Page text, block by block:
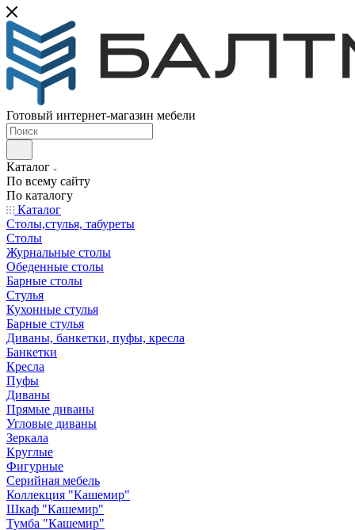
Готовый интернет-магазин мебели
Каталог
По всему сайту
По каталогу
Каталог
Столы,стулья, табуреты
Столы
Журнальные столы
Обеденные столы
Барные столы
Стулья
Кухонные стулья
Барные стулья
Диваны, банкетки, пуфы, кресла
Банкетки
Кресла
Пуфы
Диваны
Прямые диваны
Угловые диваны
Зеркала
Круглые
Фигурные
Серийная мебель
Коллекция "Кашемир"
Шкаф "Кашемир"
Тумба "Кашемир"